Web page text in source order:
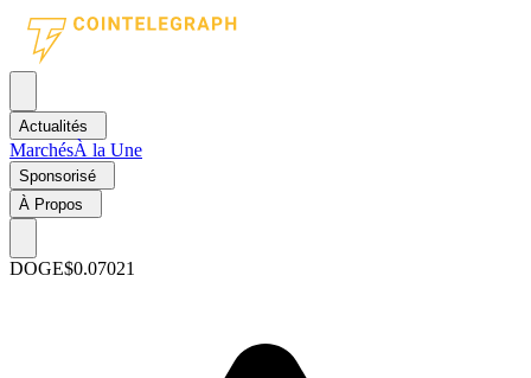
Actualités
MarchésÀ la Une
Sponsorisé
À Propos
DOGE$0.07021